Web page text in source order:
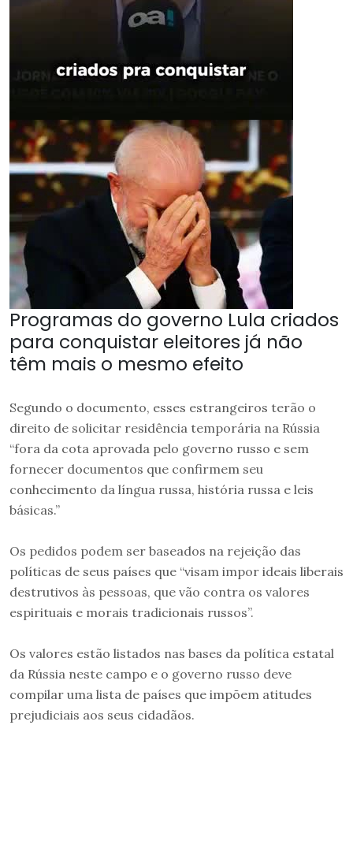
Programas do governo Lula criados
para conquistar eleitores já não
têm mais o mesmo efeito
Segundo o documento, esses estrangeiros terão o
direito de solicitar residência temporária na Rússia
“fora da cota aprovada pelo governo russo e sem
fornecer documentos que confirmem seu
conhecimento da língua russa, história russa e leis
básicas.”
Os pedidos podem ser baseados na rejeição das
políticas de seus países que “visam impor ideais liberais
destrutivos às pessoas, que vão contra os valores
espirituais e morais tradicionais russos”.
Os valores estão listados nas bases da política estatal
da Rússia neste campo e o governo russo deve
compilar uma lista de países que impõem atitudes
prejudiciais aos seus cidadãos.